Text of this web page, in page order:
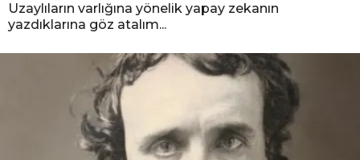
Uzaylıların varlığına yönelik yapay zekanın
yazdıklarına göz atalım...